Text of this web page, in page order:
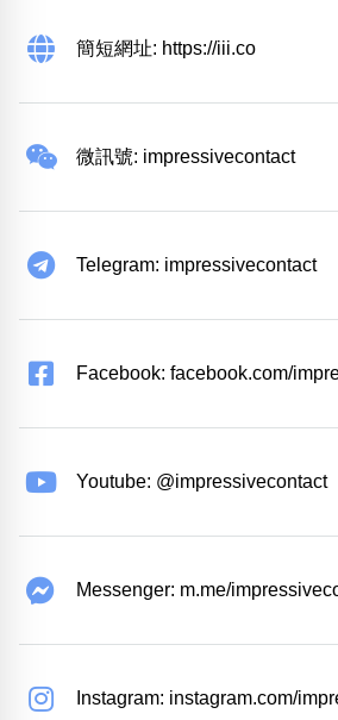
簡短網址: https://iii.co
微訊號: impressivecontact
Telegram: impressivecontact
Facebook: facebook.com/
Youtube: @impressivecontact
Messenger: m.me/
Instagram: instagram.com/